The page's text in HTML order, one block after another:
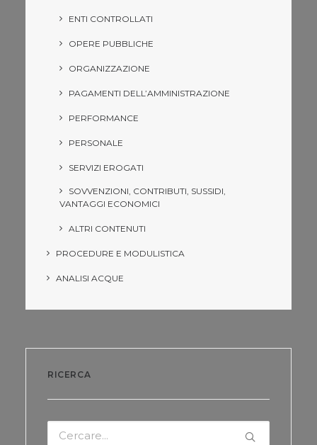
ENTI CONTROLLATI
OPERE PUBBLICHE
ORGANIZZAZIONE
PAGAMENTI DELL’AMMINISTRAZIONE
PERFORMANCE
PERSONALE
SERVIZI EROGATI
SOVVENZIONI, CONTRIBUTI, SUSSIDI,
VANTAGGI ECONOMICI
ALTRI CONTENUTI
PROCEDURE E MODULISTICA
ANALISI ACQUE
RICERCA